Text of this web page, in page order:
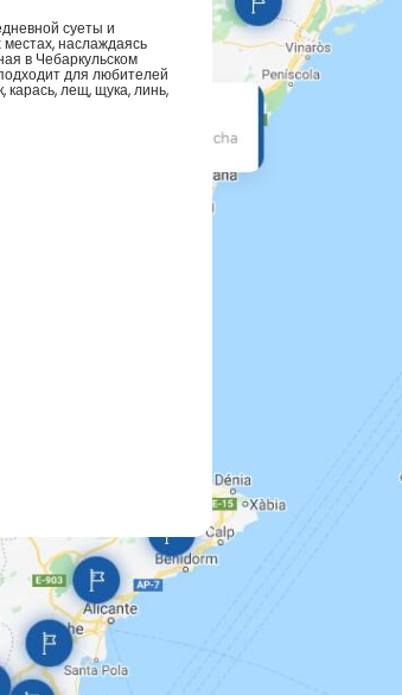
суеты и
наслаждаясь
в Чебаркульском
для любителей
лещ, щука, линь,